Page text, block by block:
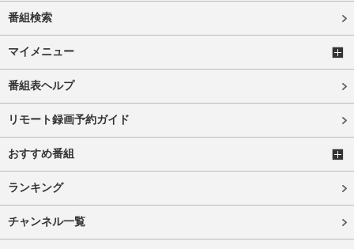
番組検索
マイメニュー
番組表ヘルプ
リモート録画予約ガイド
おすすめ番組
ランキング
チャンネル一覧